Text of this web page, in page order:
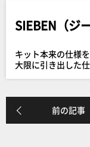
SIEBEN（ジ
キット本来の仕様
大限に引き出した
前の記事